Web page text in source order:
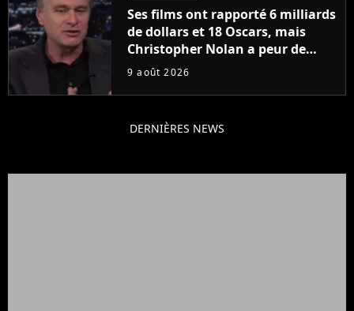
Ses films ont rapporté 6 milliards
de dollars et 18 Oscars, mais
Christopher Nolan a peur de
tourner un genre de films très
9 août 2026
DERNIÈRES NEWS